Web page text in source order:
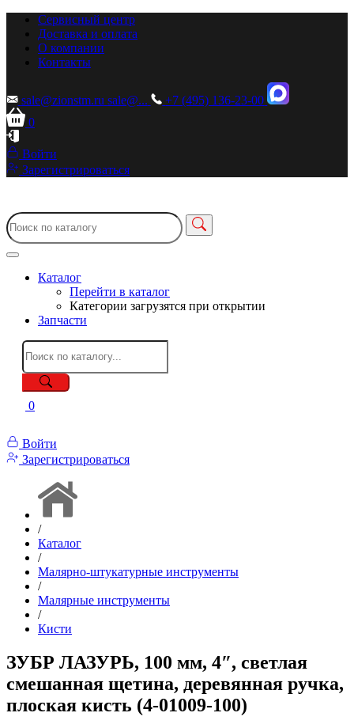
Сервисный центр
Доставка и оплата
О компании
Контакты
sale@zionstm.ru sale@...
+7 (495) 136-23-00
0
Войти
Зарегистрироваться
Каталог
Перейти в каталог
Категории загрузятся при открытии
Запчасти
0
Войти
Зарегистрироваться
/
Каталог
/
Малярно-штукатурные инструменты
/
Малярные инструменты
/
Кисти
ЗУБР ЛАЗУРЬ, 100 мм, 4″, светлая
смешанная щетина, деревянная ручка,
плоская кисть (4-01009-100)